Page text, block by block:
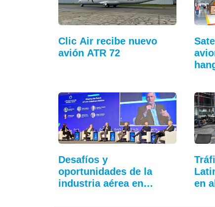
Clic Air recibe nuevo
avión ATR 72
Desafíos y
oportunidades de la
industria aérea en…
en